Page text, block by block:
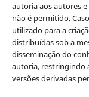
autoria aos autores
não é permitido.
utilizado para a
distribuídas sob a
disseminação do
autoria, restringindo
versões derivadas